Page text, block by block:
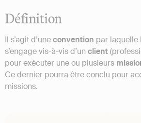
Définition
Il s’agit d’uneconvention par laquelle
s’engage vis-à-vis d’un client
pour exécuter une ou plusieurs
Ce dernier pourra être conclu pour
missions.